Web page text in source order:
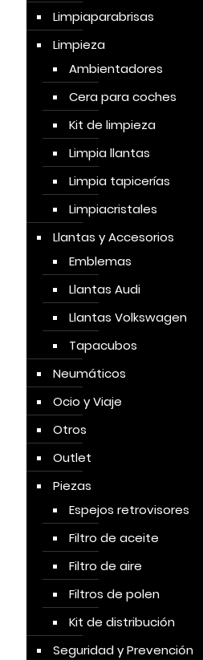
Limpiaparabrisas
Limpieza
Ambientadores
Cera para coches
Kit de limpieza
Limpia llantas
Limpia tapicerías
Limpiacristales
Llantas y Accesorios
Emblemas
Llantas Audi
Llantas Volkswagen
Tapacubos
Neumáticos
Ocio y Viaje
Otros
Outlet
Piezas
Espejos retrovisores
Filtro de aceite
Filtro de aire
Filtros de polen
Kit de distribución
Seguridad y Prevención